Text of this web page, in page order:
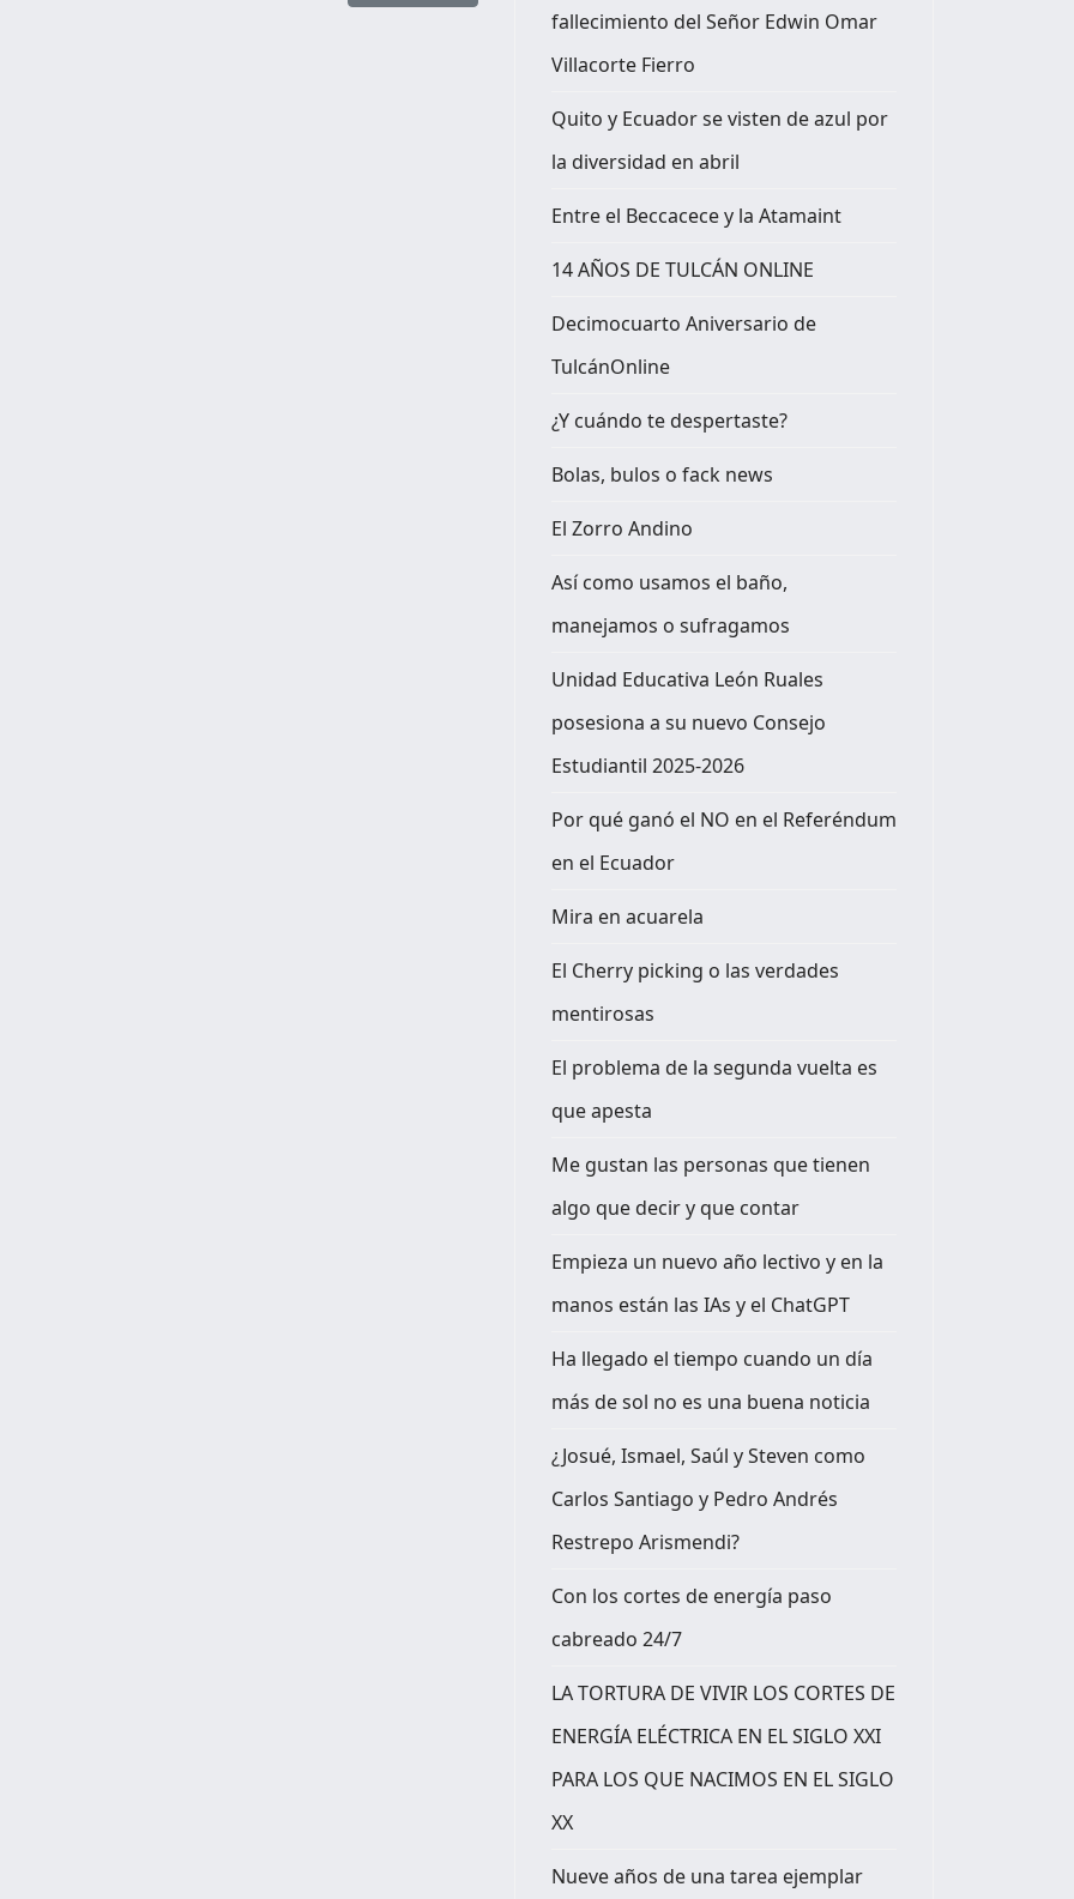
fallecimiento del Señor Edwin Omar
Villacorte Fierro
Quito y Ecuador se visten de azul por
la diversidad en abril
Entre el Beccacece y la Atamaint
14 AÑOS DE TULCÁN ONLINE
Decimocuarto Aniversario de
TulcánOnline
¿Y cuándo te despertaste?
Bolas, bulos o fack news
El Zorro Andino
Así como usamos el baño,
manejamos o sufragamos
Unidad Educativa León Ruales
posesiona a su nuevo Consejo
Estudiantil 2025-2026
Por qué ganó el NO en el Referéndum
en el Ecuador
Mira en acuarela
El Cherry picking o las verdades
mentirosas
El problema de la segunda vuelta es
que apesta
Me gustan las personas que tienen
algo que decir y que contar
Empieza un nuevo año lectivo y en la
manos están las IAs y el ChatGPT
Ha llegado el tiempo cuando un día
más de sol no es una buena noticia
¿Josué, Ismael, Saúl y Steven como
Carlos Santiago y Pedro Andrés
Restrepo Arismendi?
Con los cortes de energía paso
cabreado 24/7
LA TORTURA DE VIVIR LOS CORTES DE
ENERGÍA ELÉCTRICA EN EL SIGLO XXI
PARA LOS QUE NACIMOS EN EL SIGLO
XX
Nueve años de una tarea ejemplar